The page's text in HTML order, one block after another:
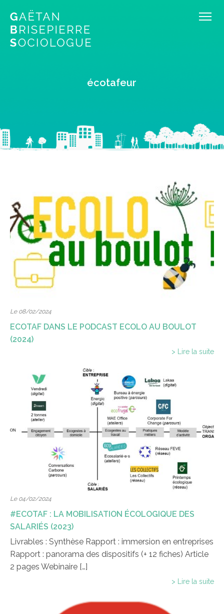
écotafeur
Le 08/02/2024
ECOTAF DANS LE PODCAST ECOLO AU BOULOT
(2024)
> Lire la suite
Le 04/02/2024
#ECOTAF : LA MOBILISATION ÉCOLOGIQUE DES
SALARIÉS (2023)
Livrables : Synthèse Rapport : immersion en entreprises
Rapport : panorama des dispositifs (+ 12 fiches) Article
2 pages Webinaire […]
> Lire la suite